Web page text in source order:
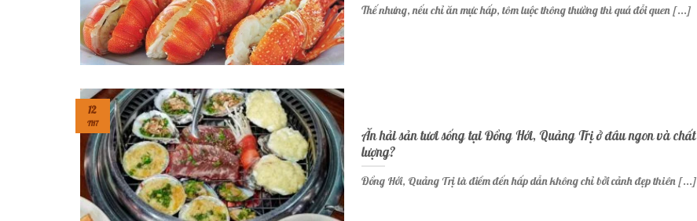
Thế nhưng, nếu chỉ ăn mực hấp, tôm luộc thông thường thì quá đỗi quen [...]
Ăn hải sản tươi sống tại Đồng Hới, Quảng Trị ở đâu ngon và chất
lượng?
Đồng Hới, Quảng Trị là điểm đến hấp dẫn không chỉ bởi cảnh đẹp thiên [...]
12
TH7